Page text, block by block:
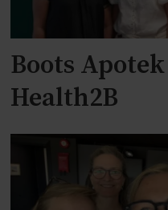
Boots
Health2B